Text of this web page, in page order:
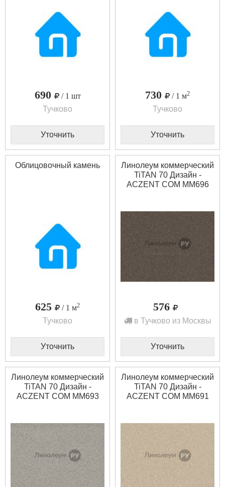
690
/ 1 шт
Тучково
Уточнить
730 / 1 м2
Тучково
Уточнить
Облицовочный камень
625 / 1 м2
Тучково
Уточнить
Линолеум коммерческий
TiTAN 70 Дизайн -
ACZENT COM MM696
576
в Тучково из Москвы
Уточнить
Линолеум коммерческий
TiTAN 70 Дизайн -
ACZENT COM MM693
Линолеум коммерческий
TiTAN 70 Дизайн -
ACZENT COM MM691